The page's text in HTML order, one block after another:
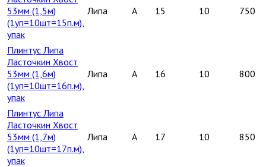
53мм (1,5м)
(1уп=10шт=15п.м),
упак
Липа A 15 10 750
Плинтус Липа
Ласточкин Хвост
53мм (1,6м)
(1уп=10шт=16п.м),
упак
Липа A 16 10 800
Плинтус Липа
Ласточкин Хвост
53мм (1,7м)
(1уп=10шт=17п.м),
упак
Липа A 17 10 850